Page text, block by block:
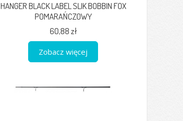
HANGER BLACK LABEL SLIK BOBBIN FOX
POMARAŃCZOWY
60,88 zł
Zobacz więcej